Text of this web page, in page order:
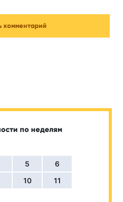
по неделям
5
6
10
11